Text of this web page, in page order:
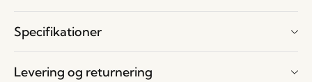
Specifikationer
Levering og returnering